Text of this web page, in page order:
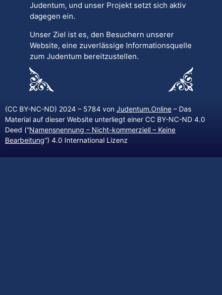
Judentum, und unser Projekt setzt sich aktiv
dagegen ein.
Unser Ziel ist es, den Besuchern unserer
Website, eine zuverlässige Informationsquelle
zum Judentum bereitzustellen.
(CC BY-NC-ND) 2024 – 5784 von Judentum.Online – Das
Material auf dieser Website unterliegt einer CC BY-NC-ND 4.0
Deed (“Namensnennung – Nicht-kommerziell – Keine
Bearbeitung“) 4.0 International Lizenz